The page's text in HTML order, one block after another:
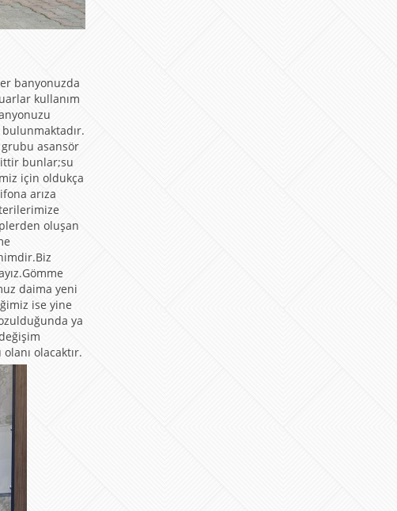
banyonuzda
kullanım
bulunmaktadır.
asansör
bunlar;su
için oldukça
arıza
oluşan
daima yeni
ise yine
ya
olacaktır.